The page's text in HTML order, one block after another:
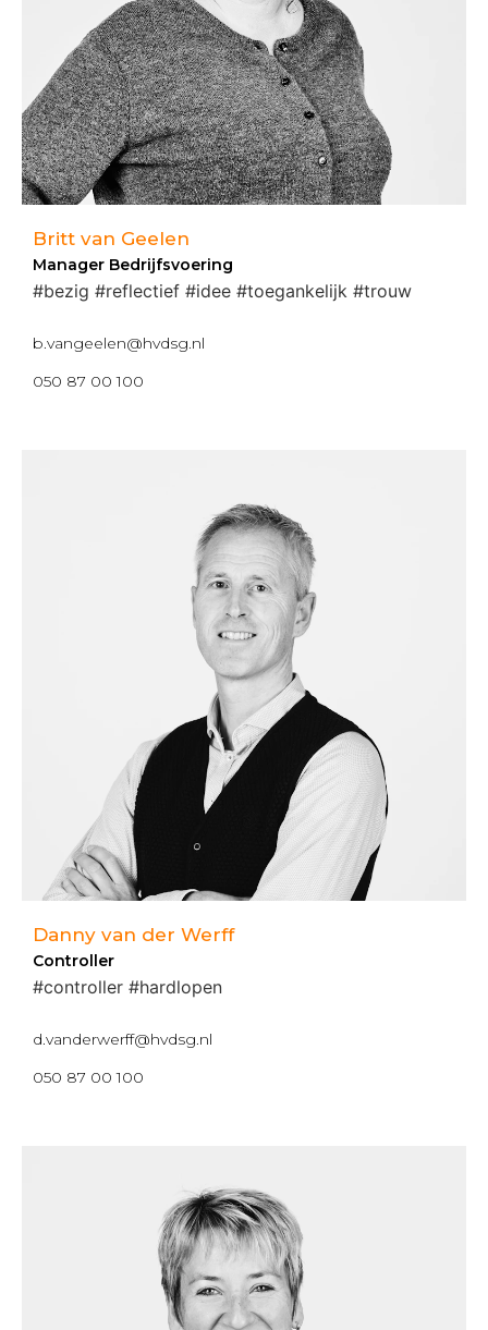
Britt van Geelen
Manager Bedrijfsvoering
#bezig #reflectief #idee #toegankelijk #trouw
b.vangeelen@hvdsg.nl
050 87 00 100
Danny van der Werff
Controller
#controller #hardlopen
d.vanderwerff@hvdsg.nl
050 87 00 100